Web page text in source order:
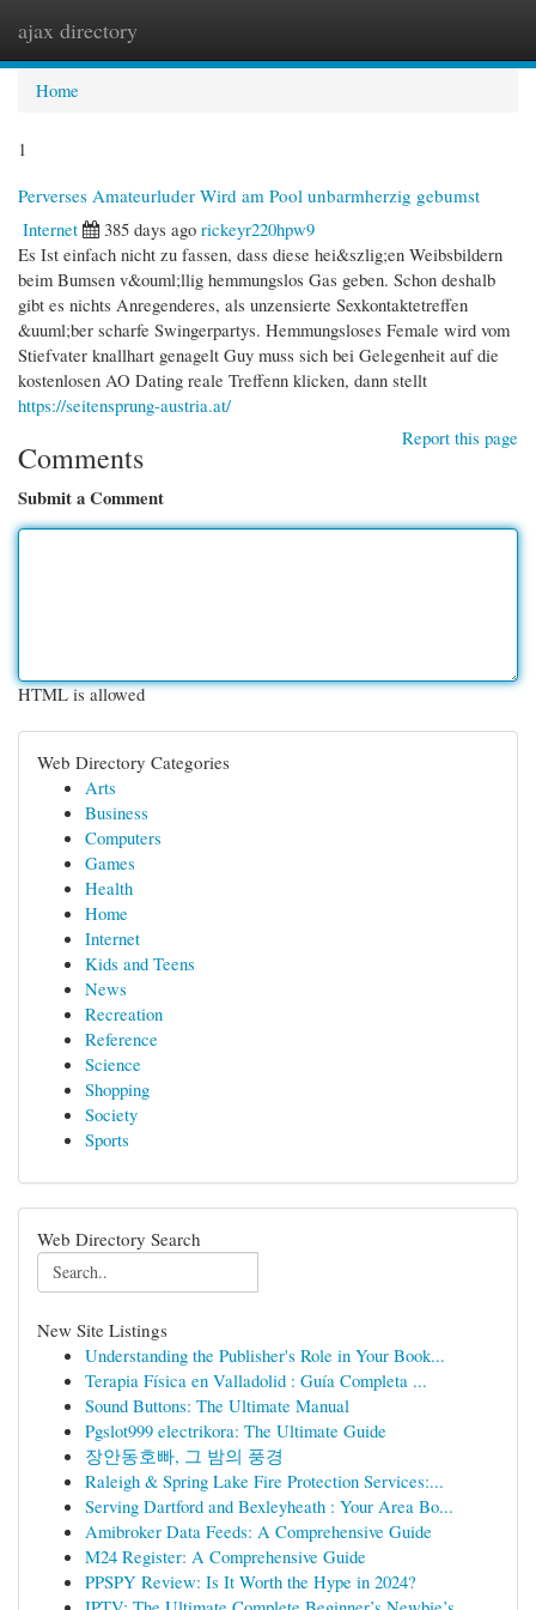
ajax directory
Home
1
Perverses Amateurluder Wird am Pool unbarmherzig gebumst
Internet
385 days ago rickeyr220hpw9
Es Ist einfach nicht zu fassen, dass diese hei&szlig;en Weibsbildern
beim Bumsen v&ouml;llig hemmungslos Gas geben. Schon deshalb
gibt es nichts Anregenderes, als unzensierte Sexkontaktetreffen
&uuml;ber scharfe Swingerpartys. Hemmungsloses Female wird vom
Stiefvater knallhart genagelt Guy muss sich bei Gelegenheit auf die
kostenlosen AO Dating reale Treffenn klicken, dann stellt
https://seitensprung-austria.at/
Report this page
Comments
Submit a Comment
HTML is allowed
Web Directory Categories
Arts
Business
Computers
Games
Health
Home
Internet
Kids and Teens
News
Recreation
Reference
Science
Shopping
Society
Sports
Web Directory Search
New Site Listings
Understanding the Publisher's Role in Your Book...
Terapia Física en Valladolid : Guía Completa ...
Sound Buttons: The Ultimate Manual
Pgslot999 electrikora: The Ultimate Guide
장안동호빠, 그 밤의 풍경
Raleigh & Spring Lake Fire Protection Services:...
Serving Dartford and Bexleyheath : Your Area Bo...
Amibroker Data Feeds: A Comprehensive Guide
M24 Register: A Comprehensive Guide
PPSPY Review: Is It Worth the Hype in 2024?